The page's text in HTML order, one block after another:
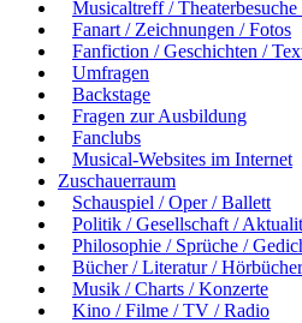
Musicaltreff /
Fanart / Zeichnungen / Fotos
Fanfiction / Geschichten /
Umfragen
Backstage
Fragen zur Ausbildung
Fanclubs
Musical-Websites im Internet
Zuschauerraum
Schauspiel / Oper / Ballett
Politik / Gesellschaft /
Philosophie / Sprüche /
Bücher / Literatur / Hörbücher
Musik / Charts / Konzerte
Kino / Filme / TV / Radio